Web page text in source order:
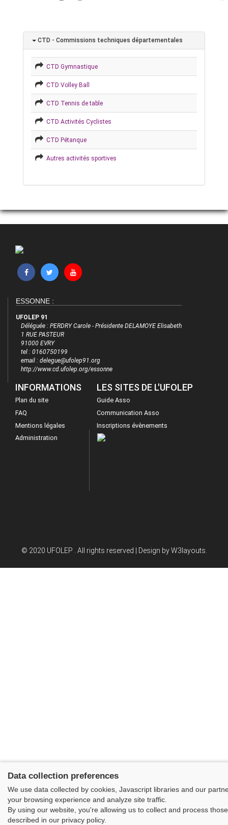
CTD - Commissions techniques départementales
CTD Gymnastique
CTD Volley Ball
CTD Tennis de table
CTD Activités Cyclistes
CTD Pétanque
Autres activités sportives
ESSONNE :
UFOLEP 91
Déléguée : PERDRY Carole - Présidente DELAMOYE Elisabeth
1 RUE PASTEUR
91000 EVRY
tel : 0160750199
email : delegue@ufolep91.org
http://www.cd.ufolep.org/essonne
INFORMATIONS
Plan du site
FAQ
Mentions légales
Administration
LES SITES DE L'UFOLEP
Guide Asso
Communication Asso
Inscriptions évènements
© 2020 UFOLEP . All rights reserved | Design byW3layouts.
Data collection preferences
We use data collected by cookies, Javascript libraries and our
your browsing experience and analyze site traffic.
By using our website, you're allowing us to collect and process
described in our privacy policy.